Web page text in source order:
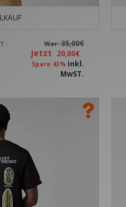
-
War35,00€
Jetzt 20,00€
Spare 43% inkl.
MwST.